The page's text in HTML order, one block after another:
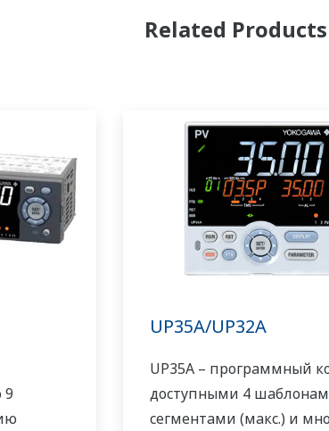
Related
9
UP35A/UP32A
UP35A – программный
доступными 4
сегментами (макс.) и